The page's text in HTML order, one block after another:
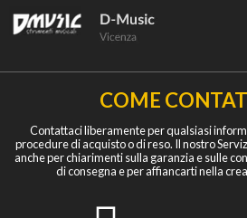
COME
Contattaci liberamente per qualsiasi
procedure di acquisto o di reso. Il nostro
anche per chiarimenti sulla garanzia e sulle
di consegna e per affiancarti nella